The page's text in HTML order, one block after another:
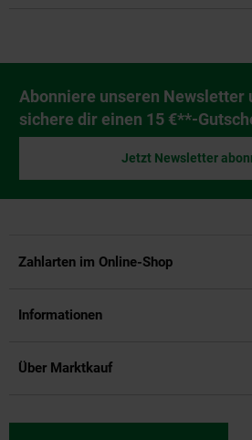
Newsletter Anmeldung
Abonniere unseren Newsletter
sichere dir einen 15 €**-
Jetzt Newsletter
Zahlarten im Online-Shop
Informationen
Über Marktkauf